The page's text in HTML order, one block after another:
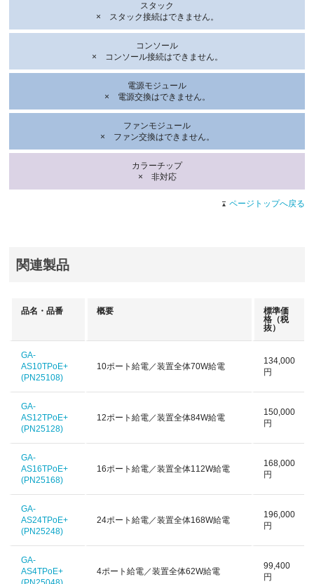
スタック
× スタック接続はできません。
コンソール
× コンソール接続はできません。
電源モジュール
× 電源交換はできません。
ファンモジュール
× ファン交換はできません。
カラーチップ
× 非対応
ページトップへ戻る
関連製品
品名・品番 概要
標準価
格 （税
抜）
GA-
AS10TPoE+
(PN25108)
10ポート給電／装置全体70W給電
134,000
円
GA-
AS12TPoE+
(PN25128)
12ポート給電／装置全体84W給電
150,000
円
GA-
AS16TPoE+
(PN25168)
16ポート給電／装置全体112W給電
168,000
円
GA-
AS24TPoE+
(PN25248)
24ポート給電／装置全体168W給電
196,000
円
GA-
AS4TPoE+
4ポート給電／装置全体62W給電
99,400
円